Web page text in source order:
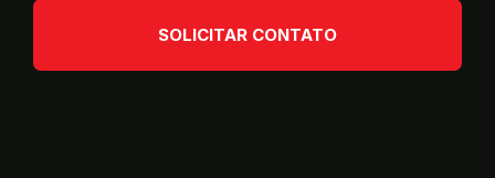
SOLICITAR CONTATO